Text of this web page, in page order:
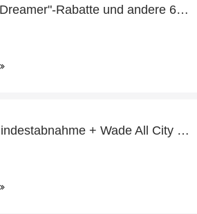
Wade Shadow 5 "Dreamer"-Rabatte und andere 62-Angebote
19% Rabatt auf Mindestabnahme + Wade All City 11 V2 "Dreamer" mit 30% Rabatt